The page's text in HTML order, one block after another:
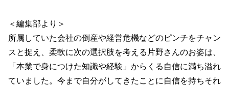
＜編集部より＞
所属していた会社の倒産や経営危機などのピンチをチャン
スと捉え、柔軟に次の選択肢を考える片野さんのお姿は、
「本業で身につけた知識や経験」からくる自信に満ち溢れ
ていました。今まで自分がしてきたことに自信を持ちそれ